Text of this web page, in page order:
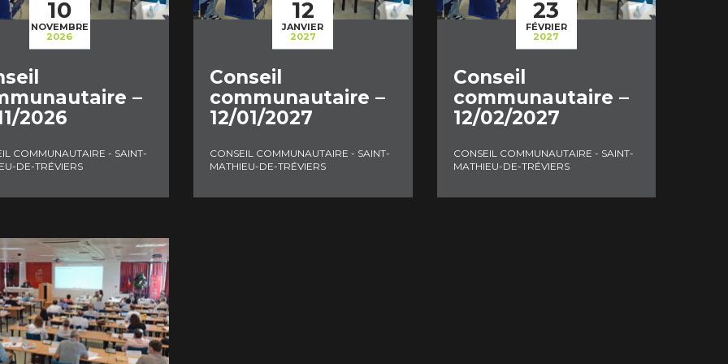
10
NOVEMBRE
2026
–
2026
COMMUNAUTAIRE - SAINT-
DE-TRÉVIERS
12
JANVIER
2027
Conseil
communautaire –
12/01/2027
CONSEIL COMMUNAUTAIRE - SAINT-
MATHIEU-DE-TRÉVIERS
23
FÉVRIER
2027
Conseil
communautaire –
12/02/2027
CONSEIL COMMUNAUTAIRE - SAINT-
MATHIEU-DE-TRÉVIERS